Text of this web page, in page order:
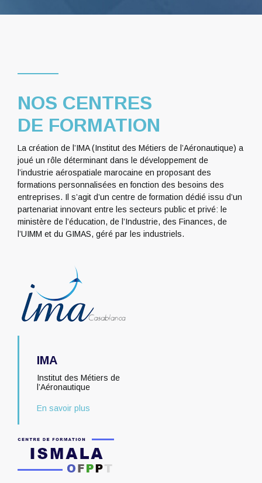
NOS CENTRES
DE FORMATION
La création de l’IMA (Institut des Métiers de l’Aéronautique) a
joué un rôle déterminant dans le développement de
l’industrie aérospatiale marocaine en proposant des
formations personnalisées en fonction des besoins des
entreprises. Il s’agit d’un centre de formation dédié issu d’un
partenariat innovant entre les secteurs public et privé: le
ministère de l’éducation, de l’Industrie, des Finances, de
l’UIMM et du GIMAS, géré par les industriels.
IMA
Institut des Métiers de
l’Aéronautique
En savoir plus